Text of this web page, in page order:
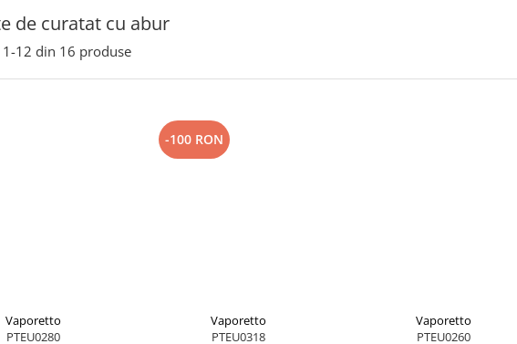
de curatat cu abur
1-12 din 16 produse
Vaporetto
PTEU0280
-100 RON
Vaporetto
PTEU0318
Vaporetto
PTEU0260